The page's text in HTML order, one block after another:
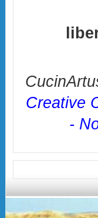
Creative
-